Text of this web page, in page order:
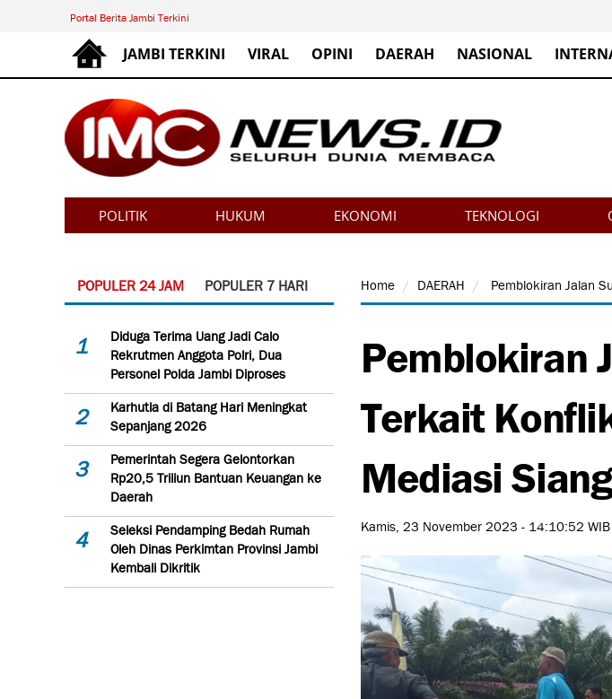
Portal Berita Jambi Terkini
JAMBI TERKINI VIRAL OPINI DAERAH NASIONAL
POLITIK HUKUM EKONOMI TEKNOLOGI
POPULER 24 JAM POPULER 7 HARI
1
Diduga Terima Uang Jadi Calo
Rekrutmen Anggota Polri, Dua
Personel Polda Jambi Diproses
2
Karhutla di Batang Hari Meningkat
Sepanjang 2026
3
Pemerintah Segera Gelontorkan
Rp20,5 Triliun Bantuan Keuangan ke
Daerah
4
Seleksi Pendamping Bedah Rumah
Oleh Dinas Perkimtan Provinsi Jambi
Kembali Dikritik
Home DAERAH Pemblokiran Jalan
Pemblokiran
Terkait
Mediasi
Kamis, 23 November 2023 - 14:10:52 WIB